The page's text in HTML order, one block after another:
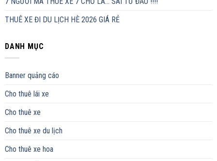
THUÊ XE ĐI DU LỊCH HÈ 2026 GIÁ RẺ
DANH MỤC
Banner quảng cáo
Cho thuê lái xe
Cho thuê xe
Cho thuê xe du lịch
Cho thuê xe hoa